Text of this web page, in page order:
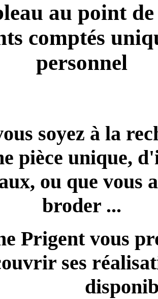
au point
comptés
personnel
soyez à la
pièce unique,
ou que vous
broder ...
Prigent vous
ses